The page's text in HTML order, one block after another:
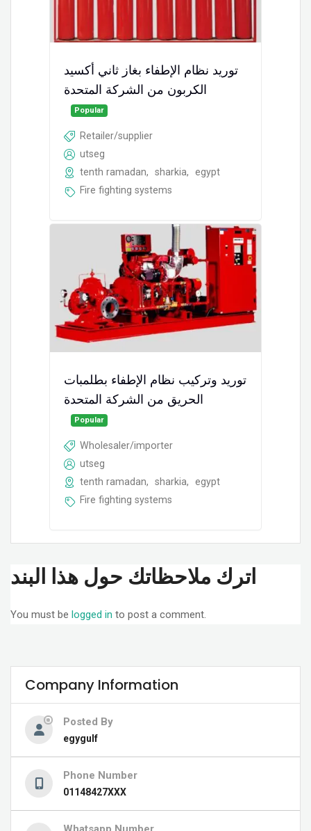
توريد نظام الإطفاء بغاز ثاني أكسيد
الكربون من الشركة المتحدة
Popular
Retailer/supplier
utseg
tenth ramadan, sharkia,
egypt
Fire fighting systems
توريد وتركيب نظام الإطفاء بطلمبات
الحريق من الشركة المتحدة
Popular
Wholesaler/importer
utseg
tenth ramadan, sharkia,
egypt
Fire fighting systems
اترك ملاحظاتك حول هذا البند
You must be logged in to post a comment.
Company Information
Posted By
egygulf
Phone Number
01148427XXX